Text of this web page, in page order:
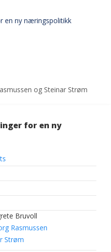
en ny næringspolitikk
og Steinar Strøm
for en ny
Bruvoll
Rasmussen
Strøm